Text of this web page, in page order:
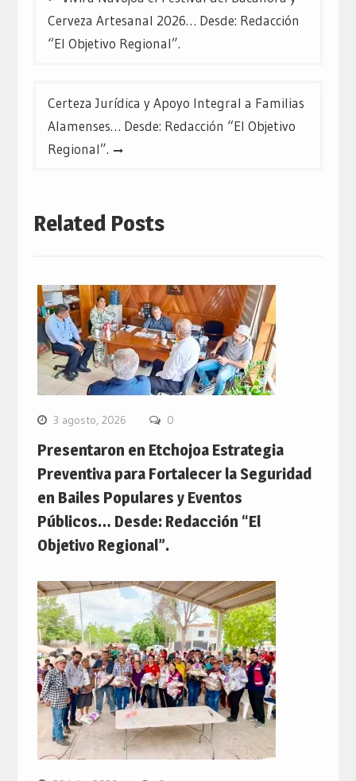
de
entradas
Cerveza Artesanal 2026… Desde: Redacción
“El Objetivo Regional”.
Certeza Jurídica y Apoyo Integral a Familias
Alamenses… Desde: Redacción “El Objetivo
Regional”.
Related Posts
3 agosto, 2026 0
Presentaron en Etchojoa Estrategia
Preventiva para Fortalecer la Seguridad
en Bailes Populares y Eventos
Públicos… Desde: Redacción “El
Objetivo Regional”.